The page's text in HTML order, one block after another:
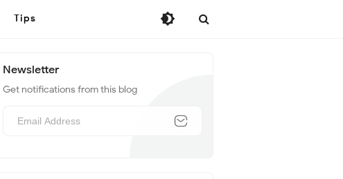
Tips
Newsletter
Get notifications from this blog